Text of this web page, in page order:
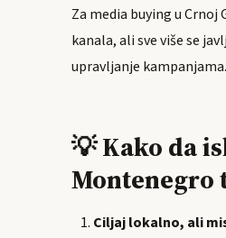
Za media buying u
kanala, ali sve više se
upravljanje kampanjama.
💡 Kako da
Montenegro
Ciljaj lokalno, ali